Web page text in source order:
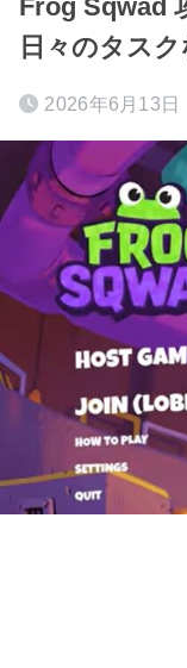
Frog Sqwad
日々のタス
2026年6月13日